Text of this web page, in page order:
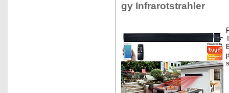
gy In­fra­rot­strah­ler